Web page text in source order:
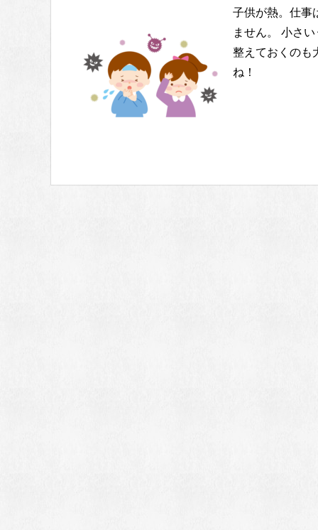
子供が熱。仕事
ません。 小さ
整えておくのも
ね！